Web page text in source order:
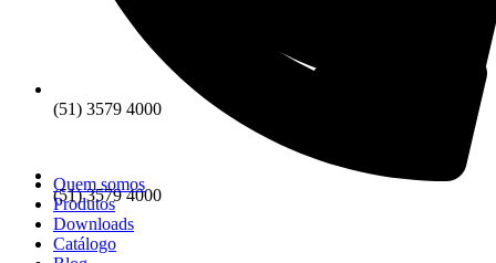
(51) 3579 4000
(51) 3579 4000
Quem somos
Produtos
Downloads
Catálogo